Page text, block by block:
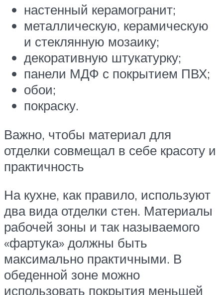
настенный керамогранит;
металлическую, керамическую
и стеклянную мозаику;
декоративную штукатурку;
панели МДФ с покрытием ПВХ;
обои;
покраску.
Важно, чтобы материал для
отделки совмещал в себе красоту и
практичность
На кухне, как правило, используют
два вида отделки стен. Материалы
рабочей зоны и так называемого
«фартука» должны быть
максимально практичными. В
обеденной зоне можно
использовать покрытия меньшей